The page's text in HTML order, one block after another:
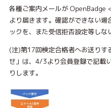
各種ご案内メールが OpenBadge
より届きます。確認ができない場
ックを、また受信拒否設定等しな
(注)第17回検定合格者へお送りす
せ」は、4/3より会員登録で記載
りします。